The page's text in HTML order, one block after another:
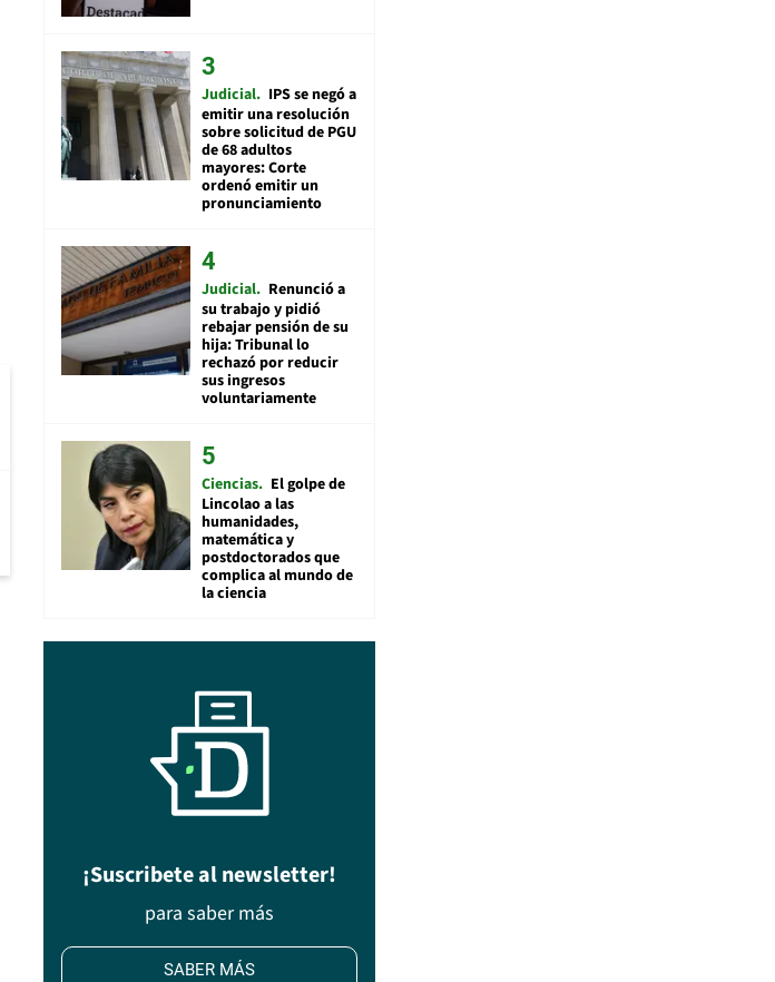
Judicial IPS se negó a
emitir una resolución
sobre solicitud de PGU
de 68 adultos
mayores: Corte
ordenó emitir un
pronunciamiento
Judicial Renunció a
su trabajo y pidió
rebajar pensión de su
hija: Tribunal lo
rechazó por reducir
sus ingresos
voluntariamente
Ciencias El golpe de
Lincolao a las
humanidades,
matemática y
postdoctorados que
complica al mundo de
la ciencia
¡Suscribete al newsletter!
para saber más
SABER MÁS